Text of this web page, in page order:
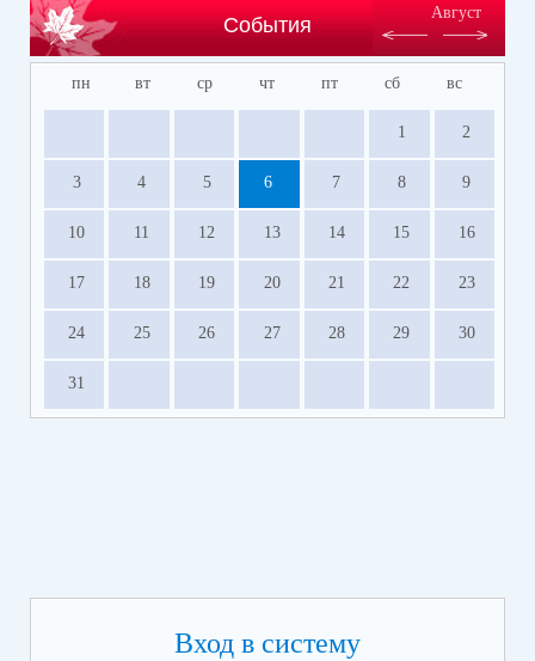
События
Август
пн вт ср чт пт сб вс
1 2
3 4 5 6 7 8 9
10 11 12 13 14 15 16
17 18 19 20 21 22 23
24 25 26 27 28 29 30
31
Вход в систему